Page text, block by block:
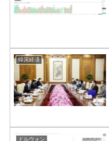
韓国経済
ドルウォン